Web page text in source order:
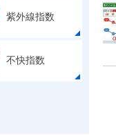
紫外線指数
不快指数